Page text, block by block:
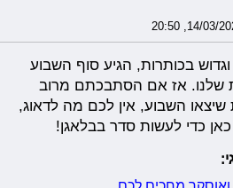
בכותרות, הגיע סוף השבוע
שלנו. אז אם הסתבכתם מרוב
שיצאו השבוע, אין לכם מה לדאוג,
כאן כדי לעשות סדר בבלאגן!